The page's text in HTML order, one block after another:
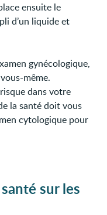
ensuite le
d’un liquide et
gynécologique,
même.
dans votre
la santé doit vous
cytologique pour
sur les